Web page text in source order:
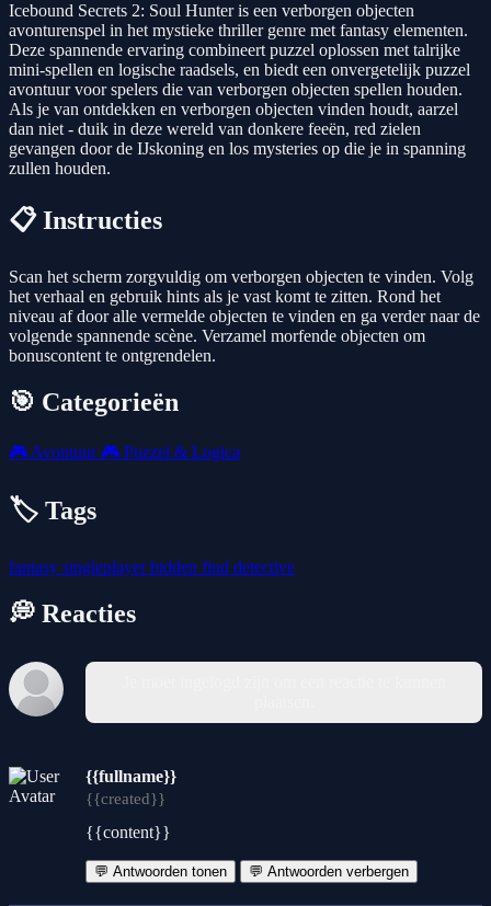
Icebound Secrets 2: Soul Hunter is een verborgen objecten
avonturenspel in het mystieke thriller genre met fantasy elementen.
Deze spannende ervaring combineert puzzel oplossen met talrijke
mini-spellen en logische raadsels, en biedt een onvergetelijk puzzel
avontuur voor spelers die van verborgen objecten spellen houden.
Als je van ontdekken en verborgen objecten vinden houdt, aarzel
dan niet - duik in deze wereld van donkere feeën, red zielen
gevangen door de IJskoning en los mysteries op die je in spanning
zullen houden.
📋 Instructies
Scan het scherm zorgvuldig om verborgen objecten te vinden. Volg
het verhaal en gebruik hints als je vast komt te zitten. Rond het
niveau af door alle vermelde objecten te vinden en ga verder naar de
volgende spannende scène. Verzamel morfende objecten om
bonuscontent te ontgrendelen.
🎯 Categorieën
🎮 Avontuur 🎮 Puzzel & Logica
🏷️ Tags
fantasy singleplayerhidden find detective
💭 Reacties
{{fullname}}
{{created}}
{{content}}
💬 Antwoorden tonen 💬 Antwoorden verbergen